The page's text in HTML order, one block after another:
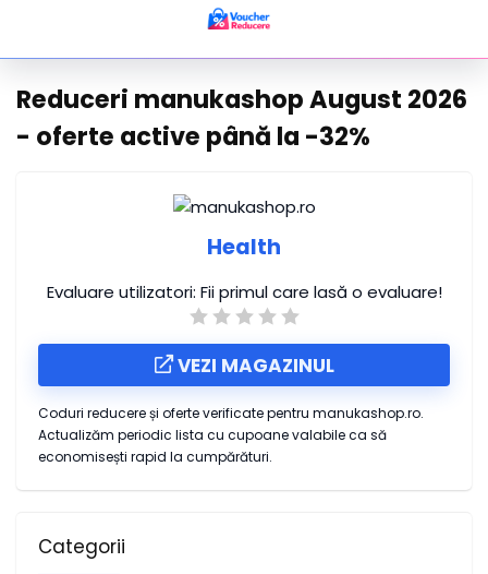
Reduceri manukashop August 2026
- oferte active până la -32%
Health
Evaluare utilizatori: Fii primul care lasă o evaluare!
VEZI MAGAZINUL
Coduri reducere și oferte verificate pentru manukashop.ro.
Actualizăm periodic lista cu cupoane valabile ca să
economisești rapid la cumpărături.
Categorii